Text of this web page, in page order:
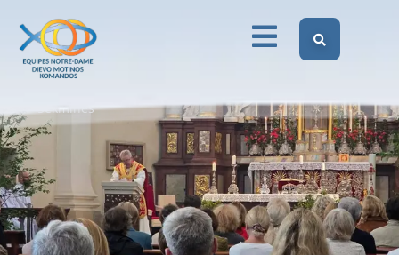
Sekmines
Dievo Motinos Komandos Lietuvoje
Skelbimai
Sekmines